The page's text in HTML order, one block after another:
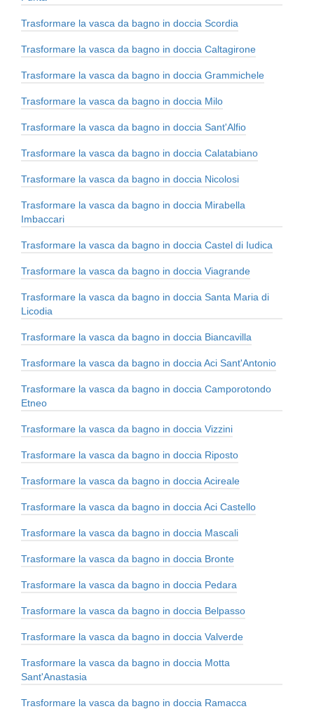
Trasformare la vasca da bagno in doccia Scordia
Trasformare la vasca da bagno in doccia Caltagirone
Trasformare la vasca da bagno in doccia Grammichele
Trasformare la vasca da bagno in doccia Milo
Trasformare la vasca da bagno in doccia Sant'Alfio
Trasformare la vasca da bagno in doccia Calatabiano
Trasformare la vasca da bagno in doccia Nicolosi
Trasformare la vasca da bagno in doccia Mirabella
Imbaccari
Trasformare la vasca da bagno in doccia Castel di Iudica
Trasformare la vasca da bagno in doccia Viagrande
Trasformare la vasca da bagno in doccia Santa Maria di
Licodia
Trasformare la vasca da bagno in doccia Biancavilla
Trasformare la vasca da bagno in doccia Aci Sant'Antonio
Trasformare la vasca da bagno in doccia Camporotondo
Etneo
Trasformare la vasca da bagno in doccia Vizzini
Trasformare la vasca da bagno in doccia Riposto
Trasformare la vasca da bagno in doccia Acireale
Trasformare la vasca da bagno in doccia Aci Castello
Trasformare la vasca da bagno in doccia Mascali
Trasformare la vasca da bagno in doccia Bronte
Trasformare la vasca da bagno in doccia Pedara
Trasformare la vasca da bagno in doccia Belpasso
Trasformare la vasca da bagno in doccia Valverde
Trasformare la vasca da bagno in doccia Motta
Sant'Anastasia
Trasformare la vasca da bagno in doccia Ramacca